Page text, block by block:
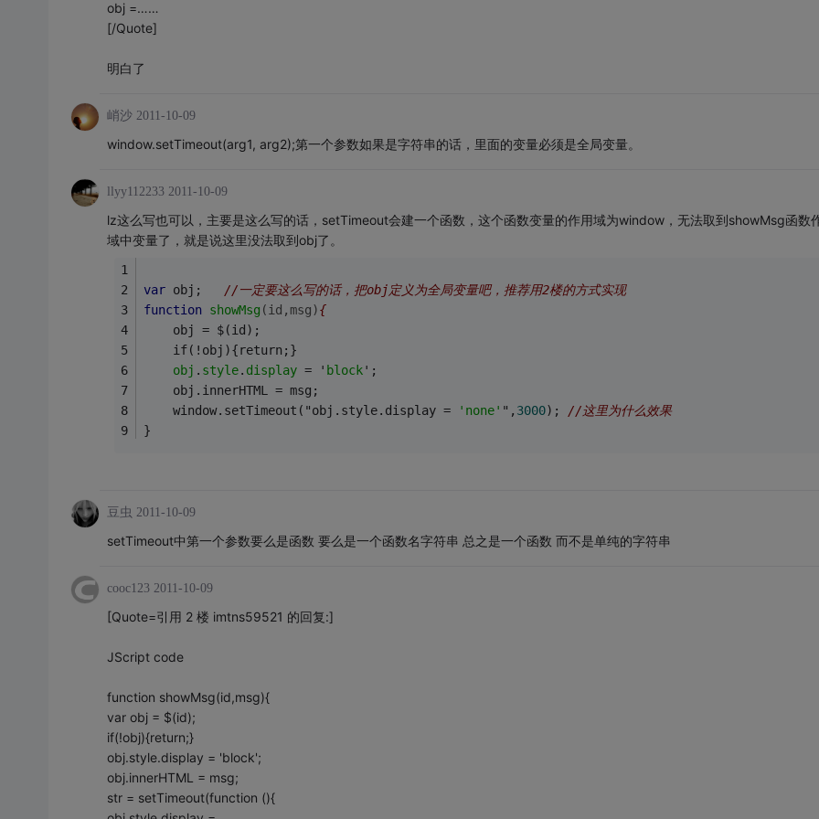
obj =……
[/Quote]
明白了
峭沙 2011-10-09
window.setTimeout(arg1, arg2);第一个参数如果是字符串的话，里面的变量必须是全局变量。
llyy112233 2011-10-09
lz这么写也可以，主要是这么写的话，setTimeout会建一个函数，这个函数变量的作用域为window，无法取到showMsg函数
域中变量了，就是说这里没法取到obj了。
var obj; //一定要这么写的话，把obj定义为全局变量吧，推荐用2楼的方式实现
function showMsg (id,msg){
    obj = $(id);
    if(!obj){return;}
obj . style. display = ' block';
    obj.innerHTML = msg;
    window.setTimeout("obj.style.display =
'none' ", 3000); //这里为什么效果
}
豆虫 2011-10-09
setTimeout中第一个参数要么是函数 要么是一个函数名字符串 总之是一个函数 而不是单纯的字符串
cooc123 2011-10-09
[Quote=引用 2 楼 imtns59521 的回复:]
JScript code
function showMsg(id,msg){
var obj = $(id);
if(!obj){return;}
obj.style.display = 'block';
obj.innerHTML = msg;
str = setTimeout(function (){